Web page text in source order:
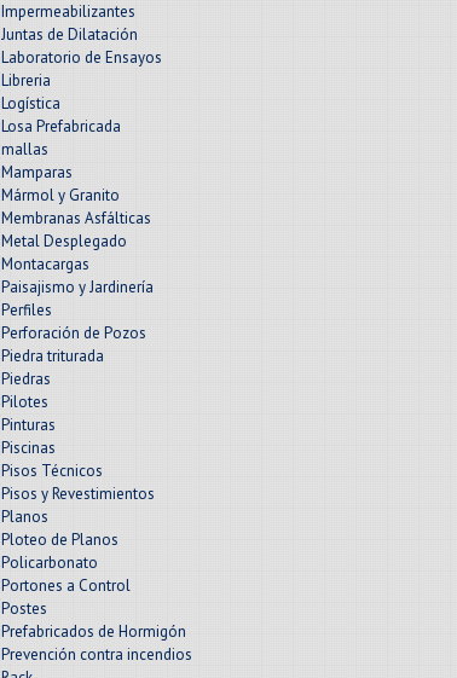
Impermeabilizantes
Juntas de Dilatación
Laboratorio de Ensayos
Libreria
Logística
Losa Prefabricada
mallas
Mamparas
Mármol y Granito
Membranas Asfálticas
Metal Desplegado
Montacargas
Paisajismo y Jardinería
Perfiles
Perforación de Pozos
Piedra triturada
Piedras
Pilotes
Pinturas
Piscinas
Pisos Técnicos
Pisos y Revestimientos
Planos
Ploteo de Planos
Policarbonato
Portones a Control
Postes
Prefabricados de Hormigón
Prevención contra incendios